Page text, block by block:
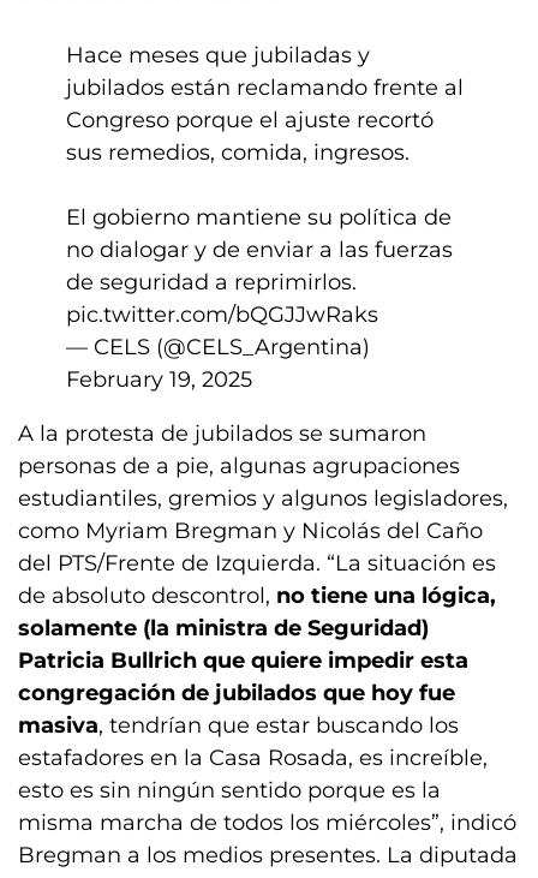
Hace meses que jubiladas y
jubilados están reclamando frente al
Congreso porque el ajuste recortó
sus remedios, comida, ingresos.
El gobierno mantiene su política de
no dialogar y de enviar a las fuerzas
de seguridad a reprimirlos.
pic.twitter.com/bQGJJwRaks
— CELS (@CELS_Argentina)
February 19, 2025
A la protesta de jubilados se sumaron
personas de a pie, algunas agrupaciones
estudiantiles, gremios y algunos legisladores,
como Myriam Bregman y Nicolás del Caño
del PTS/Frente de Izquierda. “La situación es
de absoluto descontrol, no tiene una lógica,
solamente (la ministra de Seguridad)
Patricia Bullrich que quiere impedir esta
congregación de jubilados que hoy fue
masiva, tendrían que estar buscando los
estafadores en la Casa Rosada, es increíble,
esto es sin ningún sentido porque es la
misma marcha de todos los miércoles”, indicó
Bregman a los medios presentes. La diputada